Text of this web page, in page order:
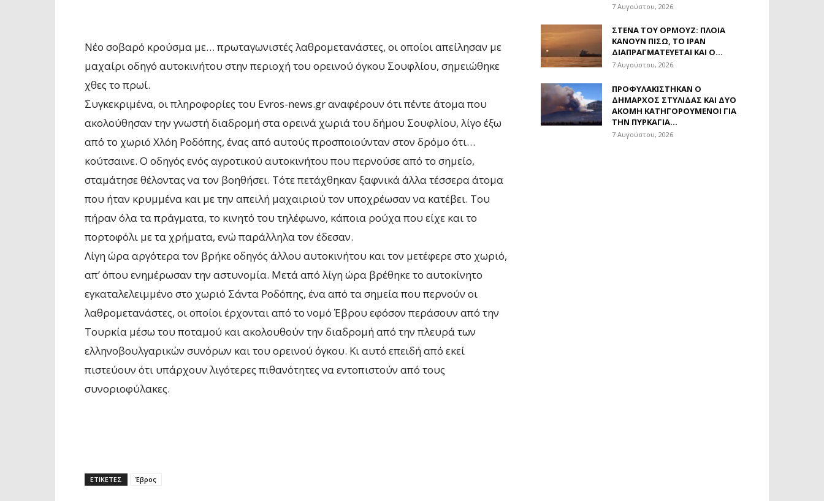
Νέο σοβαρό κρούσμα με… πρωταγωνιστές λαθρομετανάστες, οι οποίοι απείλησαν με
μαχαίρι οδηγό αυτοκινήτου στην περιοχή του ορεινού όγκου Σουφλίου, σημειώθηκε
χθες το πρωί.
Συγκεκριμένα, οι πληροφορίες του Evros-news.gr αναφέρουν ότι πέντε άτομα που
ακολούθησαν την γνωστή διαδρομή στα ορεινά χωριά του δήμου Σουφλίου, λίγο έξω
από το χωριό Χλόη Ροδόπης, ένας από αυτούς προσποιούνταν στον δρόμο ότι…
κούτσαινε. Ο οδηγός ενός αγροτικού αυτοκινήτου που περνούσε από το σημείο,
σταμάτησε θέλοντας να τον βοηθήσει. Τότε πετάχθηκαν ξαφνικά άλλα τέσσερα άτομα
που ήταν κρυμμένα και με την απειλή μαχαιριού τον υποχρέωσαν να κατέβει. Του
πήραν όλα τα πράγματα, το κινητό του τηλέφωνο, κάποια ρούχα που είχε και το
πορτοφόλι με τα χρήματα, ενώ παράλληλα τον έδεσαν.
Λίγη ώρα αργότερα τον βρήκε οδηγός άλλου αυτοκινήτου και τον μετέφερε στο χωριό,
απ’ όπου ενημέρωσαν την αστυνομία. Μετά από λίγη ώρα βρέθηκε το αυτοκίνητο
εγκαταλελειμμένο στο χωριό Σάντα Ροδόπης, ένα από τα σημεία που περνούν οι
λαθρομετανάστες, οι οποίοι έρχονται από το νομό Έβρου εφόσον περάσουν από την
Τουρκία μέσω του ποταμού και ακολουθούν την διαδρομή από την πλευρά των
ελληνοβουλγαρικών συνόρων και του ορεινού όγκου. Κι αυτό επειδή από εκεί
πιστεύουν ότι υπάρχουν λιγότερες πιθανότητες να εντοπιστούν από τους
συνοριοφύλακες.
ΕΤΙΚΕΤΕΣ Έβρος
7 Αυγούστου, 2026
ΣΤΕΝΆ ΤΟΥ ΟΡΜΟΎΖ: ΠΛΟΊΑ
ΚΆΝΟΥΝ ΠΊΣΩ, ΤΟ ΙΡΆΝ
ΔΙΑΠΡΑΓΜΑΤΕΎΕΤΑΙ ΚΑΙ Ο...
7 Αυγούστου, 2026
ΠΡΟΦΥΛΑΚΊΣΤΗΚΑΝ Ο
ΔΉΜΑΡΧΟΣ ΣΤΥΛΊΔΑΣ ΚΑΙ ΔΎΟ
ΑΚΌΜΗ ΚΑΤΗΓΟΡΟΎΜΕΝΟΙ ΓΙΑ
ΤΗΝ ΠΥΡΚΑΓΙΆ...
7 Αυγούστου, 2026